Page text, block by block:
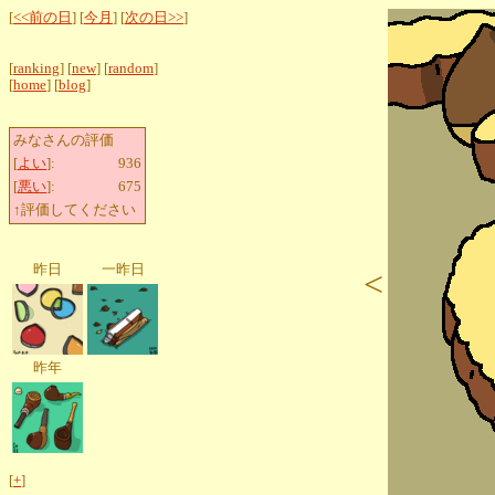
[<<前の日 ] [今月 ] [次の日>>]
[ranking] [new] [random]
[home] [blog]
みなさんの評価
[よい]:
936
[悪い]:
675
↑評価してください
昨日 一昨日
昨年
[+]
<